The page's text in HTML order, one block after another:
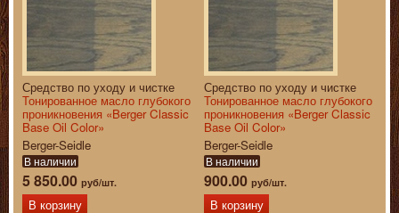
Средство по уходу и чистке
Тонированное масло глубокого
проникновения «Berger Classic
Base Oil Color»
Berger-Seidle
В наличии
5 850.00 руб/шт.
В корзину
Средство по уходу и чистке
Тонированное масло глубокого
проникновения «Berger Classic
Base Oil Color»
Berger-Seidle
В наличии
900.00 руб/шт.
В корзину